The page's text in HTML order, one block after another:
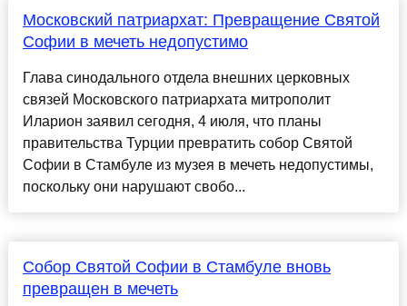
Московский патриархат: Превращение Святой
Софии в мечеть недопустимо
Глава синодального отдела внешних церковных
связей Московского патриархата митрополит
Иларион заявил сегодня, 4 июля, что планы
правительства Турции превратить собор Святой
Софии в Стамбуле из музея в мечеть недопустимы,
поскольку они нарушают свобо...
Собор Святой Софии в Стамбуле вновь
превращен в мечеть